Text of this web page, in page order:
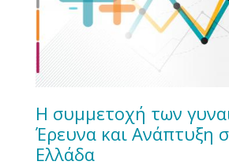
Η συμμετοχή των
Έρευνα και Ανάπτυξη
Ελλάδα